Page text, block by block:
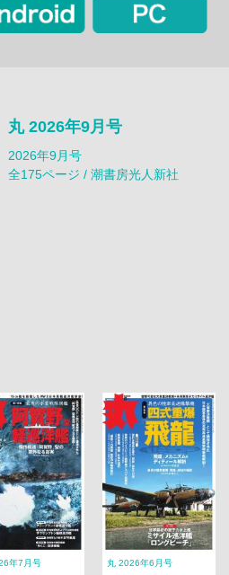
丸 2026年9月号
2026年9月号
全175ページ / 潮書房光人新社
年7月号 丸 2026年6月号